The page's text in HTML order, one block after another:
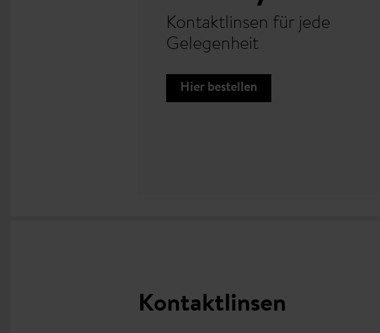
Kontaktlinsen für jede
Gelegenheit
Hier bestellen
Kontaktlinsen